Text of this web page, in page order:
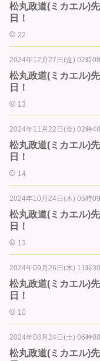
松丸政道(ミカエル)
日！
22
2024年12月27日(金) 02時
松丸政道(ミカエル)
日！
13
2024年11月22日(金) 02時
松丸政道(ミカエル)
日！
14
2024年10月24日(木) 05時
松丸政道(ミカエル)
日！
13
2024年09月26日(木) 11時
松丸政道(ミカエル)
日！
10
2024年08月24日(土) 06時
松丸政道(ミカエル)